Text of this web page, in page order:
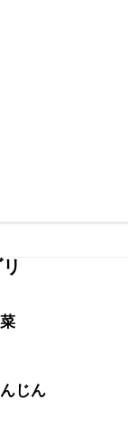
がりいただくことを
じん